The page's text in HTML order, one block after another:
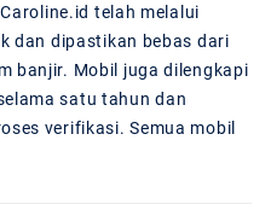
telah melalui
dan dipastikan bebas dari
banjir. Mobil juga dilengkapi
satu tahun dan
verifikasi. Semua mobil